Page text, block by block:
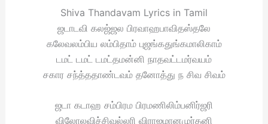
Shiva Thandavam Lyrics in Tamil
ஜடாடவி கலஜ்ஜல பிரவாஹபாவிதஸ்தலே
கலேவலம்பிய லம்பிதாம் புஜங்கதுங்கமாலிகாம்
டமட் டமட் டமட்தமன்னி நாதவட்டமர்வயம்
சகார சந்த்ததாண்டவம் தனோத்து ந சிவ சிவம்
ஜடா கடாஹ சம்பிரம பிரமணிலிம்பனிர்ஜரி
விலோலவிச்சிவல்லரி விராஜமானமுர்தனி